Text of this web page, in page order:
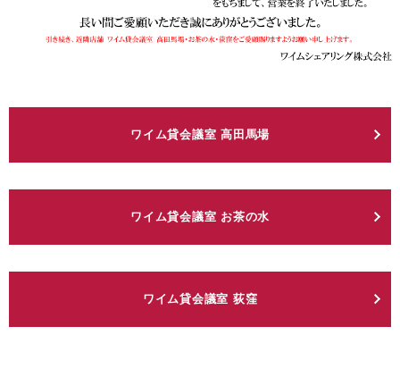
ワイム貸会議室 高田馬場
ワイム貸会議室 お茶の水
ワイム貸会議室 荻窪